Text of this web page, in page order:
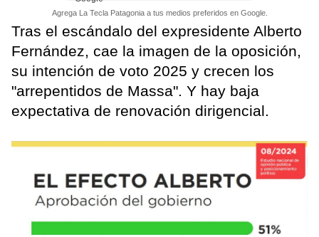
Agrega La Tecla Patagonia a tus medios preferidos en Google.
Tras el escándalo del expresidente Alberto
Fernández, cae la imagen de la oposición,
su intención de voto 2025 y crecen los
"arrepentidos de Massa". Y hay baja
expectativa de renovación dirigencial.